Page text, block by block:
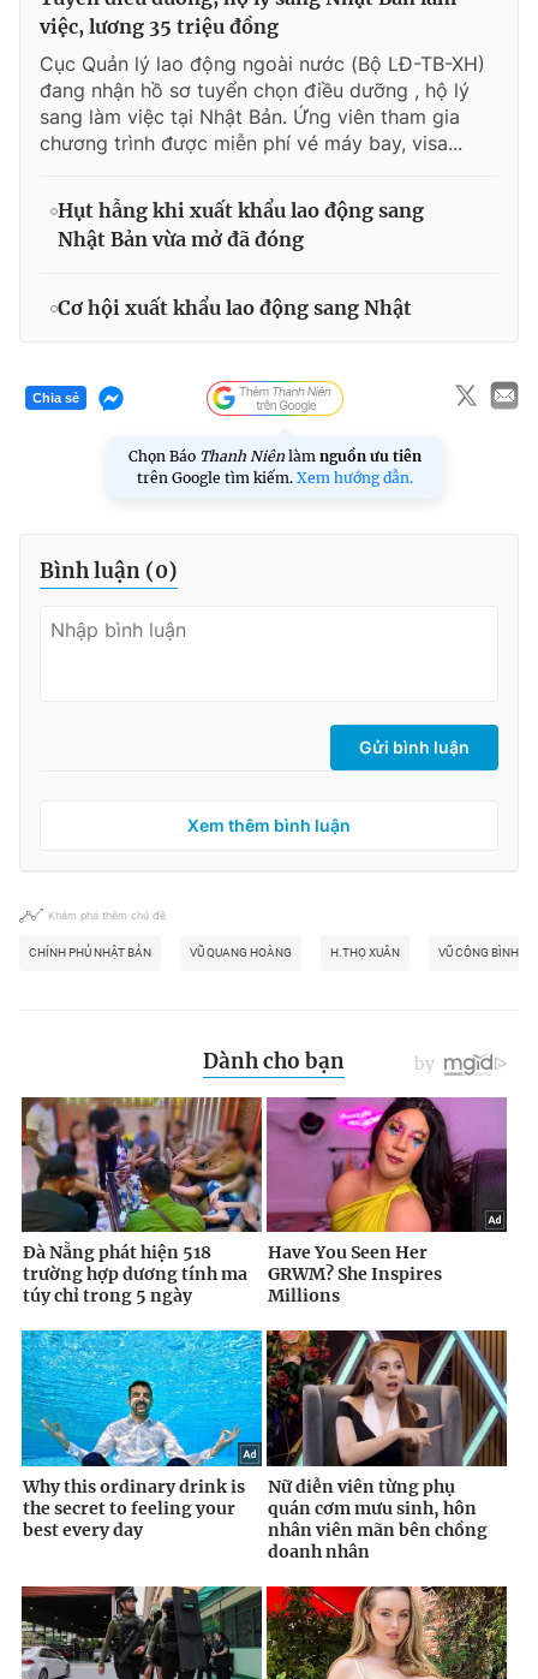
việc, lương 35 triệu đồng
Cục Quản lý lao động ngoài nước (Bộ LĐ-TB-XH)
đang nhận hồ sơ tuyển chọn điều dưỡng , hộ lý
sang làm việc tại Nhật Bản. Ứng viên tham gia
chương trình được miễn phí vé máy bay, visa...
Hụt hẫng khi xuất khẩu lao động sang
Nhật Bản vừa mở đã đóng
Cơ hội xuất khẩu lao động sang Nhật
Chia sẻ
Chọn Báo Thanh Niên làm nguồn ưu tiên
trên Google tìm kiếm. Xem hướng dẫn.
Bình luận (0)
Gửi bình luận
Xem thêm bình luận
Khám phá thêm chủ đề
CHÍNH PHỦ NHẬT BẢN VŨ QUANG HOÀNG H.THỌ XUÂN VŨ CÔNG BÌNH